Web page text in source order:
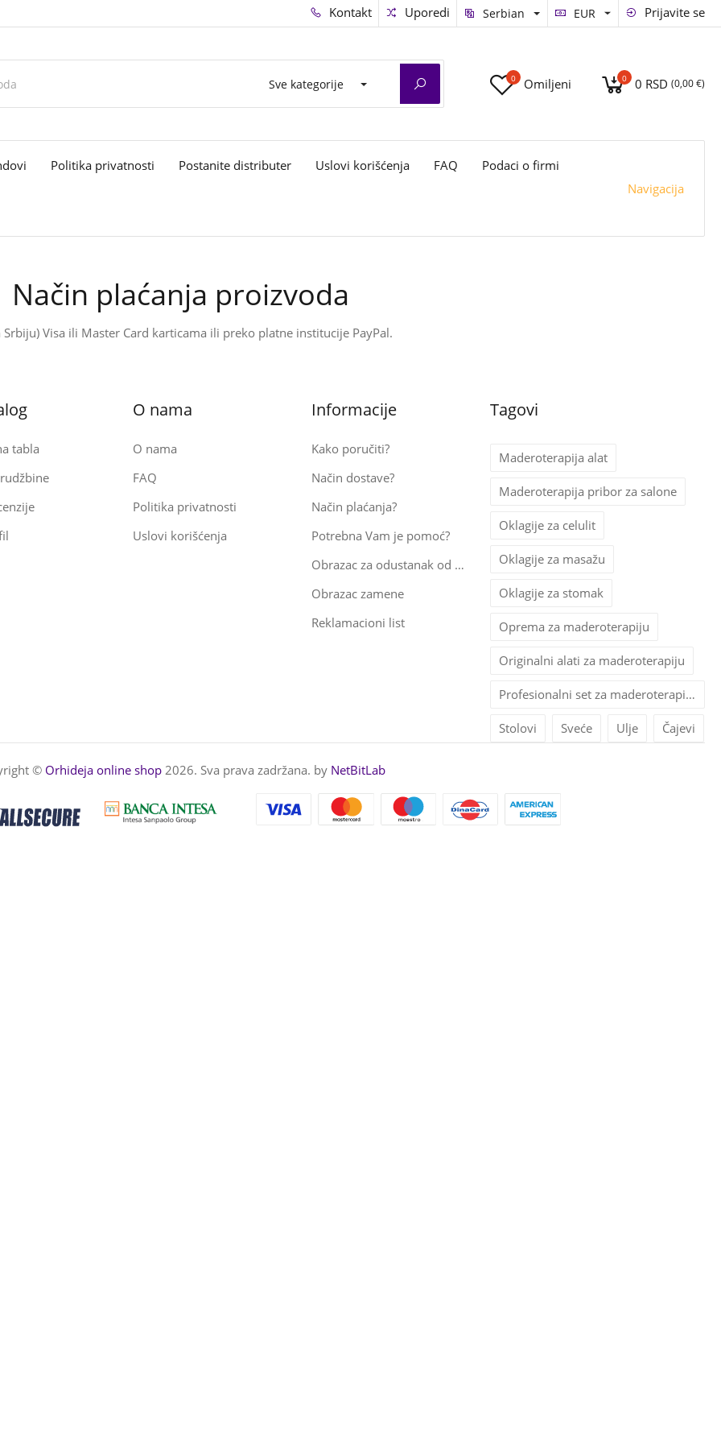
Kontakt Uporedi Serbian EUR Prijavite se
Sve kategorije 0 Omiljeni 0 0 RSD (0,00 €)
Politika privatnosti Postanite distributer Uslovi korišćenja FAQ
Podaci o firmi
Navigacija
Način plaćanja proizvoda
Visa ili Master Card karticama ili preko platne institucije PayPal.
tabla
O nama
O nama
FAQ
Politika privatnosti
Uslovi korišćenja
Informacije
Kako poručiti?
Način dostave?
Način plaćanja?
Potrebna Vam je pomoć?
Obrazac za odustanak od kupovine
Obrazac zamene
Reklamacioni list
Tagovi
Maderoterapija alat
Maderoterapija pribor za salone
Oklagije za celulit
Oklagije za masažu
Oklagije za stomak
Oprema za maderoterapiju
Originalni alati za maderoterapiju
Profesionalni set za maderoterapiju
Stolovi Sveće Ulje Čajevi
© Orhideja online shop 2026. Sva prava zadržana. by NetBitLab